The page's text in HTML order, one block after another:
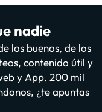
nadie
los buenos, de los
contenido útil y
y App. 200 mil
¿te apuntas